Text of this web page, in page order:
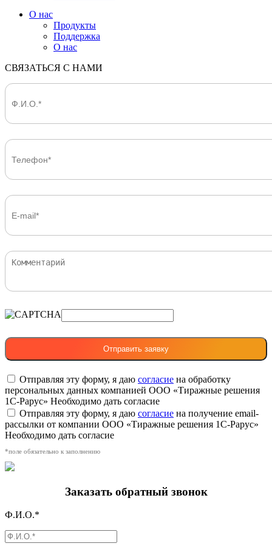
О нас
Продукты
Поддержка
О нас
СВЯЗАТЬСЯ С НАМИ
Отправляя эту форму, я даю согласие на обработку
персональных данных компанией ООО «Тиражные решения
1С-Рарус» Необходимо дать согласие
Отправляя эту форму, я даю согласие на получение email-
рассылки от компании ООО «Тиражные решения 1С-Рарус»
Необходимо дать согласие
*поле обязательно к заполнению
Заказать обратный звонок
Ф.И.О.*